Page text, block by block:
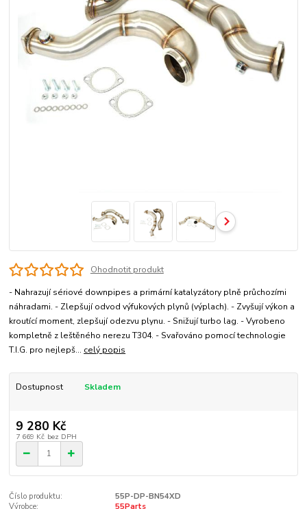
Ohodnotit produkt
- Nahrazují sériové downpipes a primární katalyzátory plně průchozími
náhradami. - Zlepšují odvod výfukových plynů (výplach). - Zvyšují výkon a
kroutící moment, zlepšují odezvu plynu. - Snižují turbo lag. - Vyrobeno
kompletně z leštěného nerezu T304. - Svařováno pomocí technologie
T.I.G. pro nejlepš... celý popis
Dostupnost Skladem
9 280 Kč
7 669 Kč bez DPH
Číslo produktu:
55P-DP-BN54XD
Výrobce:
55Parts